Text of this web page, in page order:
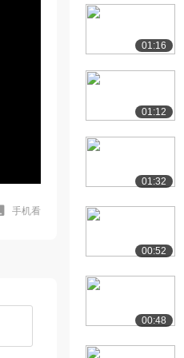
手机看
01:16
01:12
01:32
00:52
00:48